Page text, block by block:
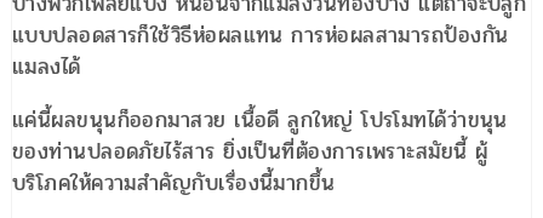
แบบปลอดสารก็ใช้วิธีห่อผลแทน การห่อผลสามารถป้องกัน
แมลงได้
แค่นี้ผลขนุนก็ออกมาสวย เนื้อดี ลูกใหญ่ โปรโมทได้ว่าขนุน
ของท่านปลอดภัยไร้สาร ยิ่งเป็นที่ต้องการเพราะสมัยนี้ ผู้
บริโภคให้ความสำคัญกับเรื่องนี้มากขึ้น